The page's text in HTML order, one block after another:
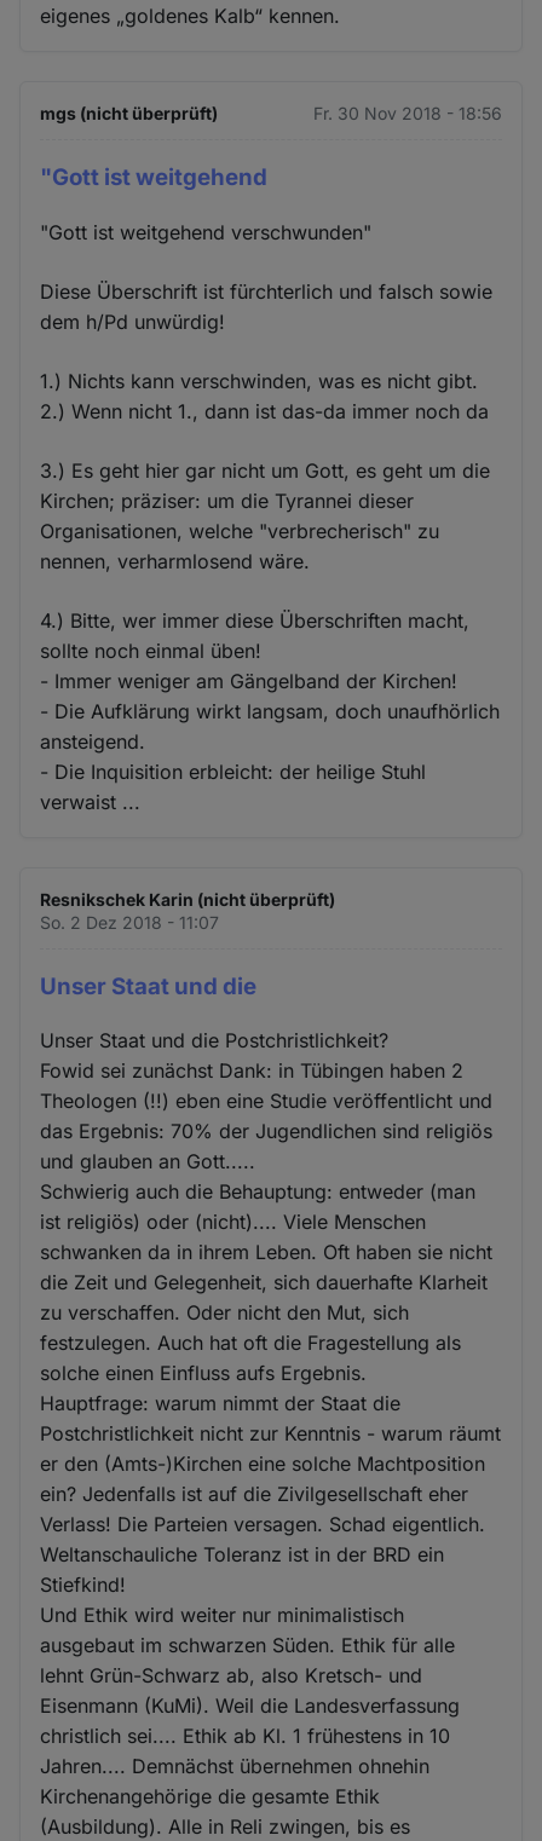
eigenes „goldenes Kalb“ kennen.
mgs (nicht überprüft) Fr. 30 Nov 2018 - 18:56
"Gott ist weitgehend
"Gott ist weitgehend verschwunden"
Diese Überschrift ist fürchterlich und falsch sowie
dem h/Pd unwürdig!
1.) Nichts kann verschwinden, was es nicht gibt.
2.) Wenn nicht 1., dann ist das-da immer noch da
3.) Es geht hier gar nicht um Gott, es geht um die
Kirchen; präziser: um die Tyrannei dieser
Organisationen, welche "verbrecherisch" zu
nennen, verharmlosend wäre.
4.) Bitte, wer immer diese Überschriften macht,
sollte noch einmal üben!
- Immer weniger am Gängelband der Kirchen!
- Die Aufklärung wirkt langsam, doch unaufhörlich
ansteigend.
- Die Inquisition erbleicht: der heilige Stuhl
verwaist ...
Resnikschek Karin (nicht überprüft)
So. 2 Dez 2018 - 11:07
Unser Staat und die
Unser Staat und die Postchristlichkeit?
Fowid sei zunächst Dank: in Tübingen haben 2
Theologen (!!) eben eine Studie veröffentlicht und
das Ergebnis: 70% der Jugendlichen sind religiös
und glauben an Gott.....
Schwierig auch die Behauptung: entweder (man
ist religiös) oder (nicht).... Viele Menschen
schwanken da in ihrem Leben. Oft haben sie nicht
die Zeit und Gelegenheit, sich dauerhafte Klarheit
zu verschaffen. Oder nicht den Mut, sich
festzulegen. Auch hat oft die Fragestellung als
solche einen Einfluss aufs Ergebnis.
Hauptfrage: warum nimmt der Staat die
Postchristlichkeit nicht zur Kenntnis - warum räumt
er den (Amts-)Kirchen eine solche Machtposition
ein? Jedenfalls ist auf die Zivilgesellschaft eher
Verlass! Die Parteien versagen. Schad eigentlich.
Weltanschauliche Toleranz ist in der BRD ein
Stiefkind!
Und Ethik wird weiter nur minimalistisch
ausgebaut im schwarzen Süden. Ethik für alle
lehnt Grün-Schwarz ab, also Kretsch- und
Eisenmann (KuMi). Weil die Landesverfassung
christlich sei.... Ethik ab Kl. 1 frühestens in 10
Jahren.... Demnächst übernehmen ohnehin
Kirchenangehörige die gesamte Ethik
(Ausbildung). Alle in Reli zwingen, bis es